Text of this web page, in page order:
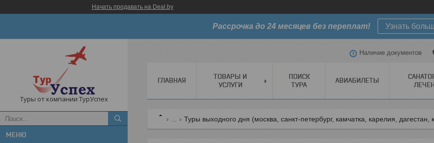
Начать продавать на Deal.by
Рассрочка до 24 месяцев без переплат! Узнать
Туры от компании ТурУспех
Наличие документов
ГЛАВНАЯ
ТОВАРЫ И
УСЛУГИ
ПОИСК
ТУРА
АВИАБИЛЕТЫ
Туры выходного дня (москва, санкт-петербург, камчатка, карелия, дагестан,